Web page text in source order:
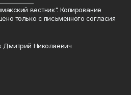
вестник". Копирование
только с письменного согласия
Дмитрий Николаевич